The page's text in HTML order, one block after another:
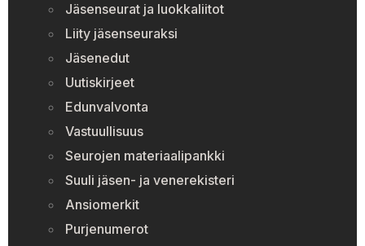
Jäsenseurat ja luokkaliitot
Liity jäsenseuraksi
Jäsenedut
Uutiskirjeet
Edunvalvonta
Vastuullisuus
Seurojen materiaalipankki
Suuli jäsen- ja venerekisteri
Ansiomerkit
Purjenumerot